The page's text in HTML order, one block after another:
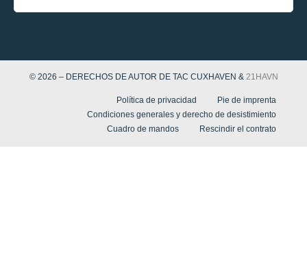
© 2026 – DERECHOS DE AUTOR DE TAC CUXHAVEN & 21HAVN
Política de privacidad
Pie de imprenta
Condiciones generales y derecho de desistimiento
Cuadro de mandos
Rescindir el contrato